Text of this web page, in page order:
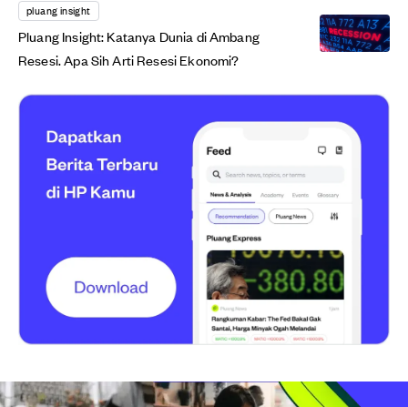
pluang insight
Pluang Insight: Katanya Dunia di Ambang
Resesi. Apa Sih Arti Resesi Ekonomi?